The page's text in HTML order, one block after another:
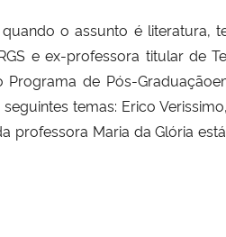
o assunto é
e ex-professora titular de
de Pós-
temas: Erico
professora Maria da Glória